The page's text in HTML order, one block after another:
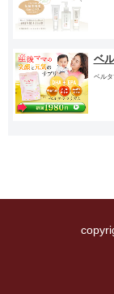
ベ
ベル